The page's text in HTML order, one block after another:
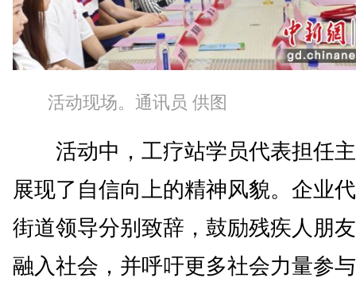
活动现场。通讯员 供图
活动中，工疗站学员代表担任
展现了自信向上的精神风貌。企业
街道领导分别致辞，鼓励残疾人朋
融入社会，并呼吁更多社会力量参